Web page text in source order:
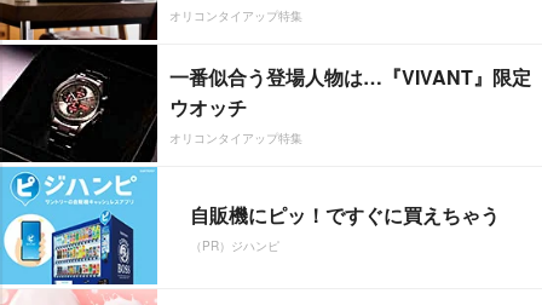
オリコンタイアップ特集
一番似合う登場人物は…『VIVANT』限定
ウオッチ
オリコンタイアップ特集
自販機にピッ！ですぐに買えちゃう
（PR）ジハンピ